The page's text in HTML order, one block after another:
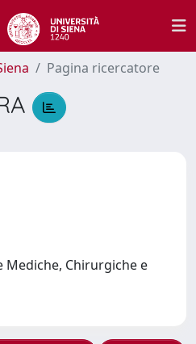
Pagina ricercatore
Mediche, Chirurgiche e